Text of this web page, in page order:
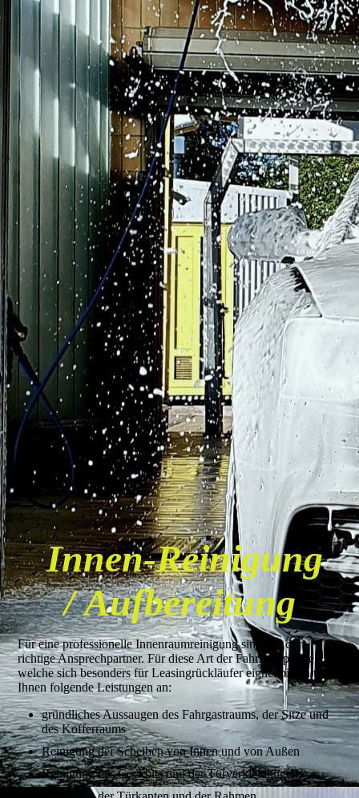
Innen-Reinigung
/Aufbereitung
Für eine professionelle Innenraumreinigung sind wir der
richtige Ansprechpartner. Für diese Art der Fahrzeugpflege,
welche sich besonders für Leasingrückläufer eignet bieten wir
Ihnen folgende Leistungen an:
gründliches Aussaugen des Fahrgastraums, der Sitze und
des Kofferraums
Reinigung der Scheiben von Innen und von Außen
Reinigung des Cockpits und der Türverkleidungen